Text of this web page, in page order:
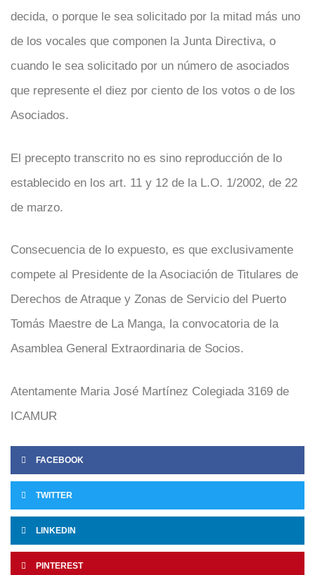
decida, o porque le sea solicitado por la mitad más uno
de los vocales que componen la Junta Directiva, o
cuando le sea solicitado por un número de asociados
que represente el diez por ciento de los votos o de los
Asociados.
El precepto transcrito no es sino reproducción de lo
establecido en los art. 11 y 12 de la L.O. 1/2002, de 22
de marzo.
Consecuencia de lo expuesto, es que exclusivamente
compete al Presidente de la Asociación de Titulares de
Derechos de Atraque y Zonas de Servicio del Puerto
Tomás Maestre de La Manga, la convocatoria de la
Asamblea General Extraordinaria de Socios.
Atentamente Maria José Martínez Colegiada 3169 de
ICAMUR
FACEBOOK
TWITTER
LINKEDIN
PINTEREST